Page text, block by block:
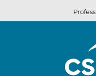
contenu